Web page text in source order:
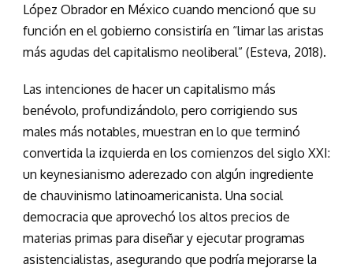
López Obrador en México cuando mencionó que su
función en el gobierno consistiría en “limar las aristas
más agudas del capitalismo neoliberal” (Esteva, 2018).
Las intenciones de hacer un capitalismo más
benévolo, profundizándolo, pero corrigiendo sus
males más notables, muestran en lo que terminó
convertida la izquierda en los comienzos del siglo XXI:
un keynesianismo aderezado con algún ingrediente
de chauvinismo latinoamericanista. Una social
democracia que aprovechó los altos precios de
materias primas para diseñar y ejecutar programas
asistencialistas, asegurando que podría mejorarse la